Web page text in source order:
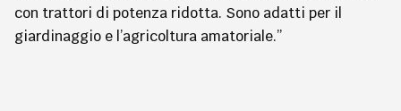
con trattori di potenza ridotta. Sono adatti per il
giardinaggio e l’agricoltura amatoriale.”